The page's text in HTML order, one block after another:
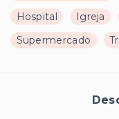
Hospital
Igreja
Supermercado